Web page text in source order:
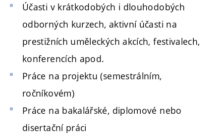
Účasti v krátkodobých i dlouhodobých
odborných kurzech, aktivní účasti na
prestižních uměleckých akcích, festivalech,
konferencích apod.
Práce na projektu (semestrálním,
ročníkovém)
Práce na bakalářské, diplomové nebo
disertační práci